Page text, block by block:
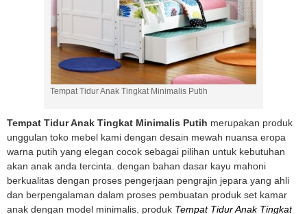
Tempat Tidur Anak Tingkat Minimalis Putih
Tempat Tidur Anak Tingkat Minimalis Putih merupakan produk
unggulan toko mebel kami dengan desain mewah nuansa eropa
warna putih yang elegan cocok sebagai pilihan untuk kebutuhan
akan anak anda tercinta. dengan bahan dasar kayu mahoni
berkualitas dengan proses pengerjaan pengrajin jepara yang ahli
dan berpengalaman dalam proses pembuatan produk set kamar
anak dengan model minimalis. produk Tempat Tidur Anak Tingkat